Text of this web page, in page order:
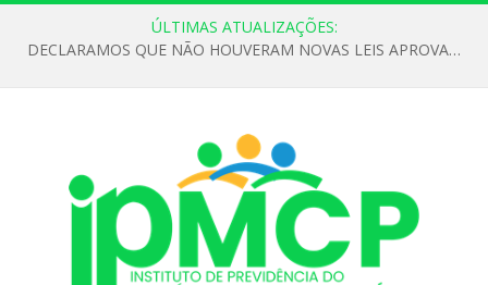
ÚLTIMAS ATUALIZAÇÕES:
DECLARAMOS QUE NÃO HOUVERAM NOVAS LEIS APROVADAS ATÉ O MOMENTO PARA O INSTITUTO DE PREVIDÊNCIA NO ANO DE 2026